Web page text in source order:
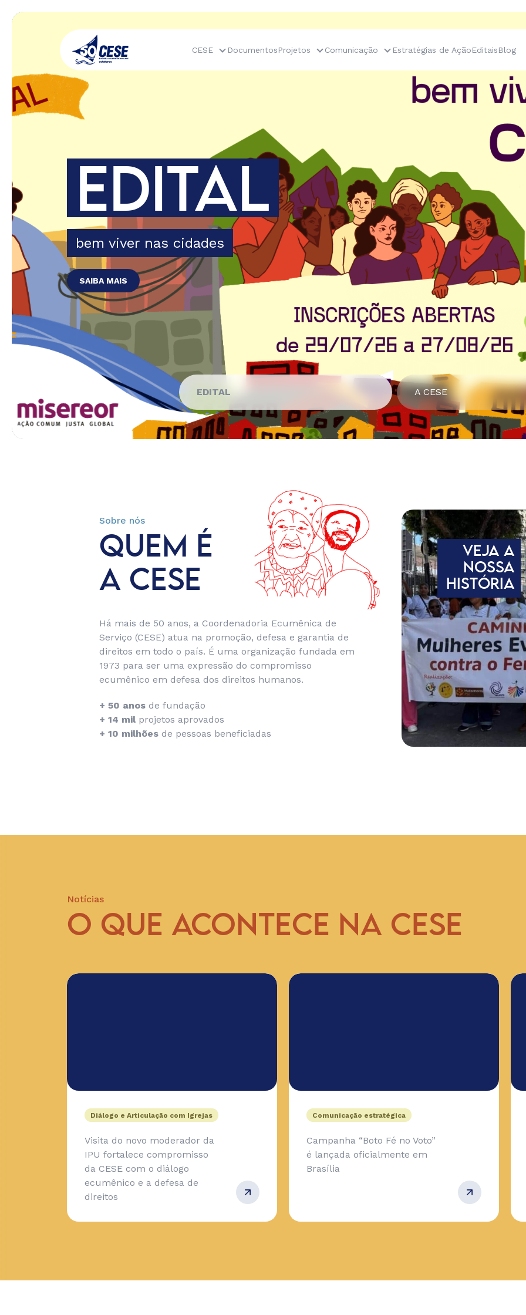
CESE DocumentosProjetos Comunicação Estratégias de AçãoEditaisBlog
EDITAL A CESE
Sobre nós
QUEM É
A CESE
Há mais de 50 anos, a Coordenadoria Ecumênica de
Serviço (CESE) atua na promoção, defesa e garantia de
direitos em todo o país. É uma organização fundada em
1973 para ser uma expressão do compromisso
ecumênico em defesa dos direitos humanos.
+ 50 anosde fundação
+ 14 milprojetos aprovados
+ 10 milhõesde pessoas beneficiadas
VEJA A
NOSSA
HISTÓRIA
Notícias
O QUE ACONTECE NA CESE
Diálogo e Articulação com Igrejas
Visita do novo moderador da
IPU fortalece compromisso
da CESE com o diálogo
ecumênico e a defesa de
direitos
Comunicação estratégica
Campanha “Boto Fé no Voto”
é lançada oficialmente em
Brasília